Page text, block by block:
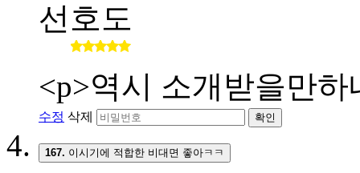
선호도
<p>역시 소개받을만하
수정 삭제 확인
167. 이시기에 적합한 비대면 좋아ㅋㅋ